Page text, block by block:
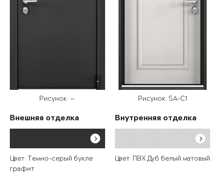
Рисунок: —
Внешняя отделка
Цвет: Темно-серый букле
графит
Рисунок: SA-C1
Внутренняя отделка
Цвет: ПВХ Дуб белый матовый